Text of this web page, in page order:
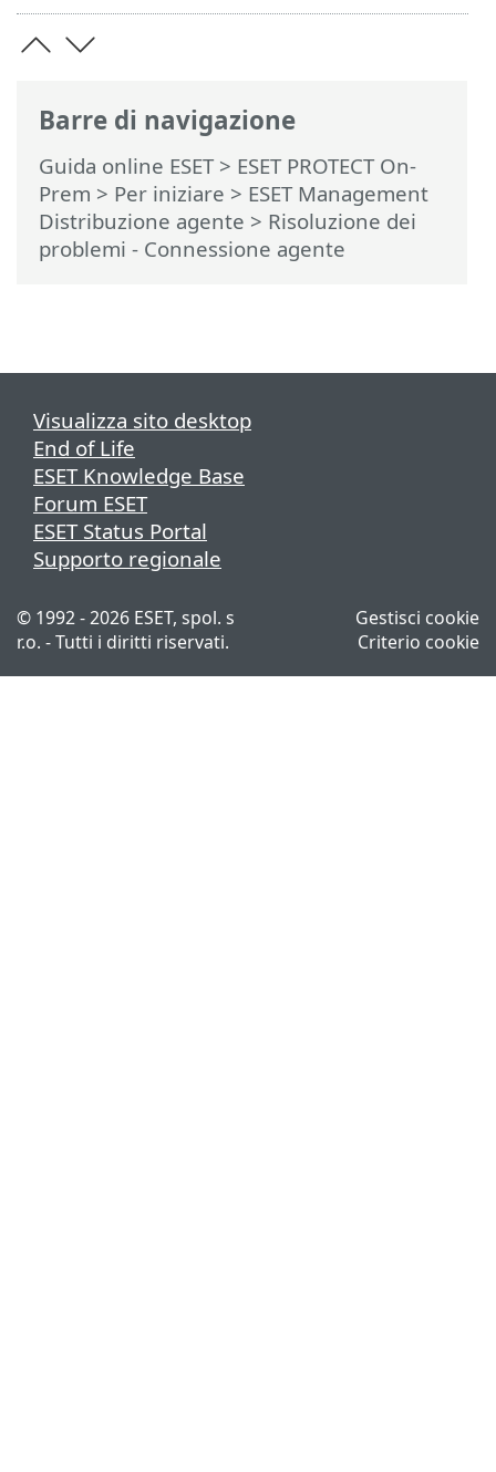
Barre di navigazione
Guida online ESET> ESET PROTECT On-
Prem > Per iniziare > ESET Management
Distribuzione agente > Risoluzione dei
problemi - Connessione agente
Visualizza sito desktop
End of Life
ESET Knowledge Base
Forum ESET
ESET Status Portal
Supporto regionale
© 1992 - 2026 ESET, spol. s
r.o. - Tutti i diritti riservati.
Gestisci cookie
Criterio cookie